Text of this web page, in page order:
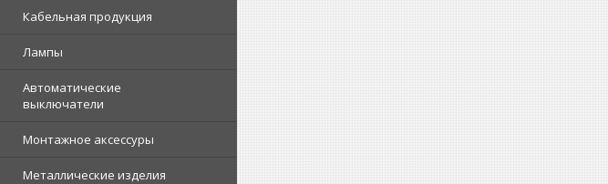
Кабельная продукция
Лампы
Автоматические
выключатели
Монтажное аксессуры
Металлические изделия